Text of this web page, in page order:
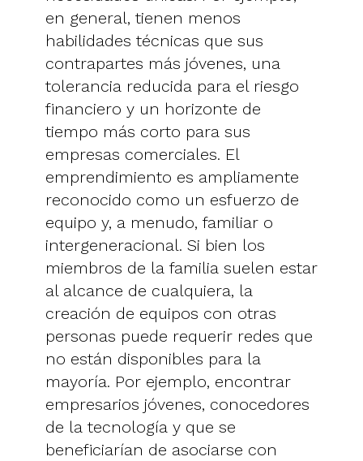
en general, tienen menos
habilidades técnicas que sus
contrapartes más jóvenes, una
tolerancia reducida para el riesgo
financiero y un horizonte de
tiempo más corto para sus
empresas comerciales. El
emprendimiento es ampliamente
reconocido como un esfuerzo de
equipo y, a menudo, familiar o
intergeneracional. Si bien los
miembros de la familia suelen estar
al alcance de cualquiera, la
creación de equipos con otras
personas puede requerir redes que
no están disponibles para la
mayoría. Por ejemplo, encontrar
empresarios jóvenes, conocedores
de la tecnología y que se
beneficiarían de asociarse con